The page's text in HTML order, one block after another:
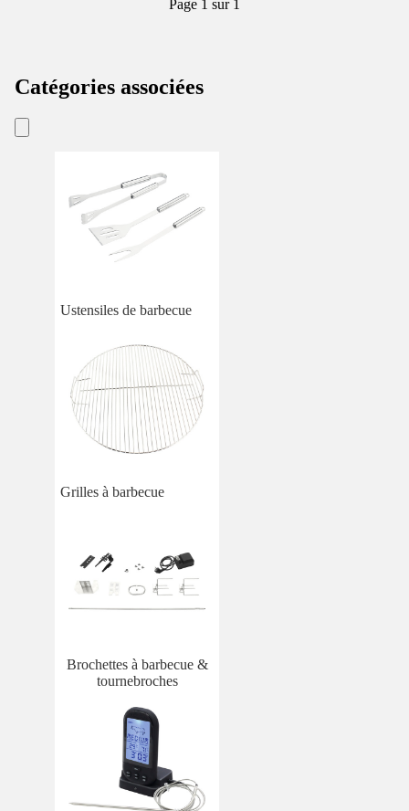
Page 1 sur 1
Catégories associées
Ustensiles de barbecue
Grilles à barbecue
Brochettes à barbecue &
tournebroches